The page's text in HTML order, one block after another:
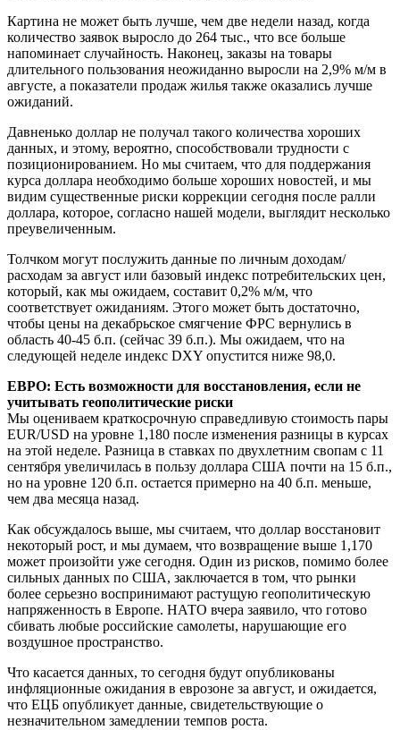
Картина не может быть лучше, чем две недели назад, когда
количество заявок выросло до 264 тыс., что все больше
напоминает случайность. Наконец, заказы на товары
длительного пользования неожиданно выросли на 2,9% м/м в
августе, а показатели продаж жилья также оказались лучше
ожиданий.
Давненько доллар не получал такого количества хороших
данных, и этому, вероятно, способствовали трудности с
позиционированием. Но мы считаем, что для поддержания
курса доллара необходимо больше хороших новостей, и мы
видим существенные риски коррекции сегодня после ралли
доллара, которое, согласно нашей модели, выглядит несколько
преувеличенным.
Толчком могут послужить данные по личным доходам/
расходам за август или базовый индекс потребительских цен,
который, как мы ожидаем, составит 0,2% м/м, что
соответствует ожиданиям. Этого может быть достаточно,
чтобы цены на декабрьское смягчение ФРС вернулись в
область 40-45 б.п. (сейчас 39 б.п.). Мы ожидаем, что на
следующей неделе индекс DXY опустится ниже 98,0.
ЕВРО: Есть возможности для восстановления, если не
учитывать геополитические риски
Мы оцениваем краткосрочную справедливую стоимость пары
EUR/USD на уровне 1,180 после изменения разницы в курсах
на этой неделе. Разница в ставках по двухлетним свопам с 11
сентября увеличилась в пользу доллара США почти на 15 б.п.,
но на уровне 120 б.п. остается примерно на 40 б.п. меньше,
чем два месяца назад.
Как обсуждалось выше, мы считаем, что доллар восстановит
некоторый рост, и мы думаем, что возвращение выше 1,170
может произойти уже сегодня. Один из рисков, помимо более
сильных данных по США, заключается в том, что рынки
более серьезно воспринимают растущую геополитическую
напряженность в Европе. НАТО вчера заявило, что готово
сбивать любые российские самолеты, нарушающие его
воздушное пространство.
Что касается данных, то сегодня будут опубликованы
инфляционные ожидания в еврозоне за август, и ожидается,
что ЕЦБ опубликует данные, свидетельствующие о
незначительном замедлении темпов роста.